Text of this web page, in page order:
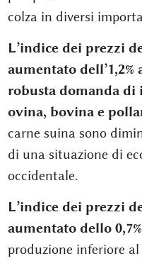
colza in diversi
L’indice dei prezzi
aumentato
robusta domanda
ovina, bovina e
carne suina sono
di una situazione di
occidentale.
L’indice dei prezzi
aumentato dello
produzione inferiore